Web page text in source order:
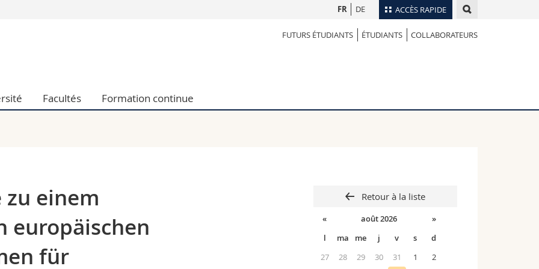
ACCÈS RAPIDE
humaines
l'éducation et de la formation
Collaborateurs
Annuaire du personnel
Programme des cours
FR DE
FUTURS ÉTUDIANTS ÉTUDIANTS COLLABORATEURS
Facultés Formation continue
zu einem
europäischen
für
Retour à la liste
« août 2026
»
l
ma me j v s
d
27
28 29 30 31 1
2